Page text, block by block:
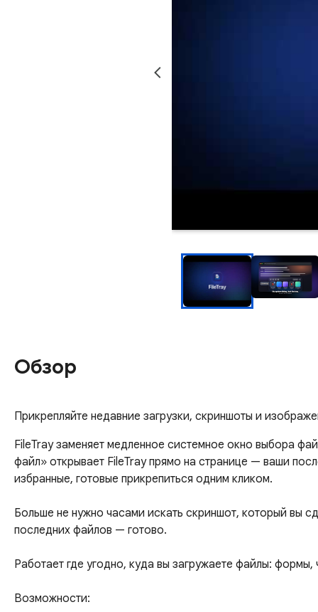
Обзор
Прикрепляйте недавние загрузки, скриншоты и
FileTray заменяет медленное системное окно выбора
файл» открывает FileTray прямо на странице — ваши
избранные, готовые прикрепиться одним кликом.
Больше не нужно часами искать скриншот, который вы
последних файлов — готово.
Работает где угодно, куда вы загружаете файлы:
Возможности: